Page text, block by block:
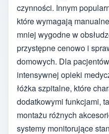
czynności. Innym
które wymagają
mniej wygodne w
przystępne cenowo i
domowych. Dla
intensywnej opieki
łóżka szpitalne, które
dodatkowymi funkcjami,
montażu różnych
systemy monitorujące